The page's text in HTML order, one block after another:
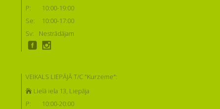
P:
10:00-19:00
Se:
10:00-17:00
Sv:
Nestrādājam
VEIKALS LIEPĀJĀ T/C "Kurzeme":
Lielā iela 13, Liepāja
P:
10:00-20:00